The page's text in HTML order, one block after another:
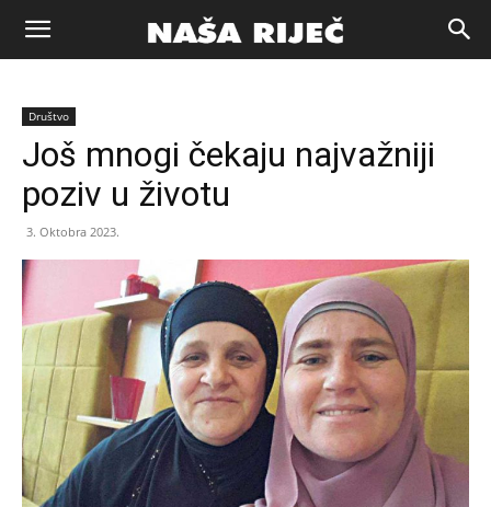
Naša
riječ
Zenica
Društvo
Još mnogi čekaju najvažniji
poziv u životu
3. Oktobra 2023.